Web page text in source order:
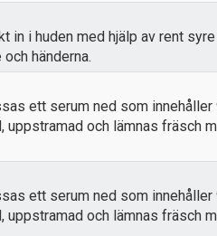
in i huden med hjälp av rent
händerna.
ett serum ned som innehåller
uppstramad och lämnas fräsch
ett serum ned som innehåller
uppstramad och lämnas fräsch